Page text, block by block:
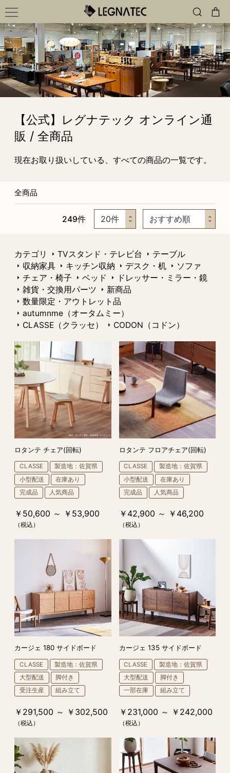
【公式】レグナテック オンライン通
販 / 全商品
現在お取り扱いしている、すべての商品の一覧です。
全商品
249件
カテゴリ TVスタンド・テレビ台
テーブル
収納家具
キッチン収納 デスク・机
ソファ
チェア・椅子
ベッド
ドレッサー・ミラー・鏡
雑貨・交換用パーツ
新商品
数量限定・アウトレット品
autumnme（オータムミー）
CLASSE（クラッセ）
CODON（コドン）
ロタンテ チェア(回転)
CLASSE
製造地：佐賀県
小型配送
在庫あり
完成品
人気商品
￥50,600 ～ ￥53,900
（税込）
ロタンテ フロアチェア(回転)
CLASSE
製造地：佐賀県
小型配送
在庫あり
完成品
人気商品
￥42,900 ～ ￥46,200
（税込）
カージェ 180 サイドボード
CLASSE
製造地：佐賀県
大型配送
脚付き
受注生産
組み立て
￥291,500 ～ ￥302,500
（税込）
カージェ 135 サイドボード
CLASSE
製造地：佐賀県
大型配送
脚付き
一部在庫
組み立て
￥231,000 ～ ￥242,000
（税込）